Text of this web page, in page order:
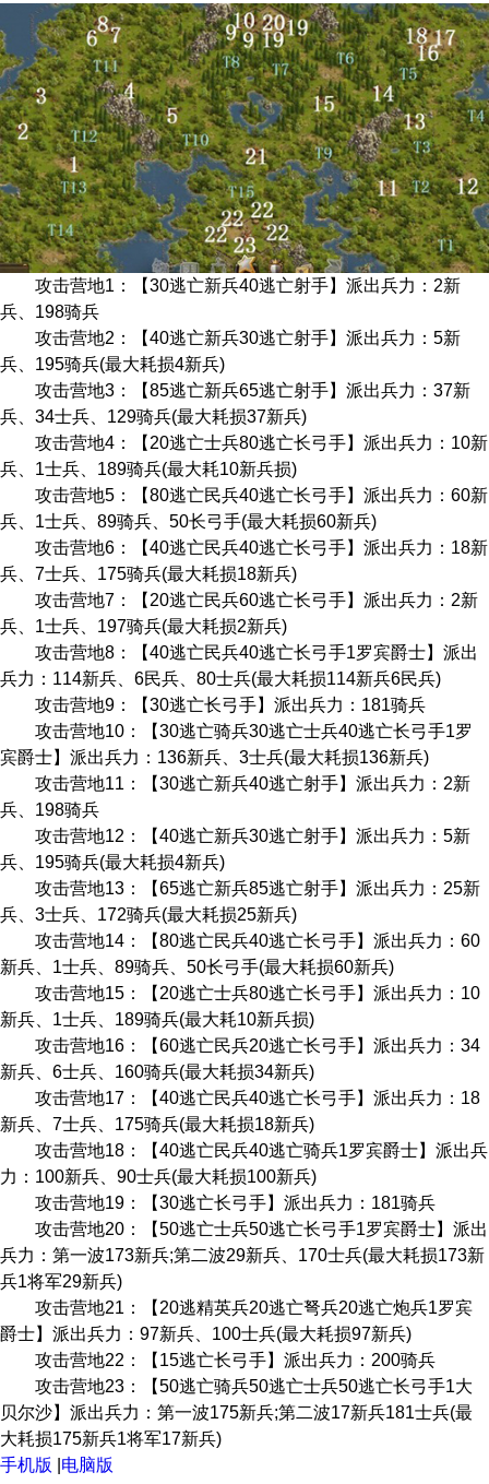
攻击营地1：【30逃亡新兵40逃亡射手】派出兵力：2新
兵、198骑兵
攻击营地2：【40逃亡新兵30逃亡射手】派出兵力：5新
兵、195骑兵(最大耗损4新兵)
攻击营地3：【85逃亡新兵65逃亡射手】派出兵力：37新
兵、34士兵、129骑兵(最大耗损37新兵)
攻击营地4：【20逃亡士兵80逃亡长弓手】派出兵力：10新
兵、1士兵、189骑兵(最大耗10新兵损)
攻击营地5：【80逃亡民兵40逃亡长弓手】派出兵力：60新
兵、1士兵、89骑兵、50长弓手(最大耗损60新兵)
攻击营地6：【40逃亡民兵40逃亡长弓手】派出兵力：18新
兵、7士兵、175骑兵(最大耗损18新兵)
攻击营地7：【20逃亡民兵60逃亡长弓手】派出兵力：2新
兵、1士兵、197骑兵(最大耗损2新兵)
攻击营地8：【40逃亡民兵40逃亡长弓手1罗宾爵士】派出
兵力：114新兵、6民兵、80士兵(最大耗损114新兵6民兵)
攻击营地9：【30逃亡长弓手】派出兵力：181骑兵
攻击营地10：【30逃亡骑兵30逃亡士兵40逃亡长弓手1罗
宾爵士】派出兵力：136新兵、3士兵(最大耗损136新兵)
攻击营地11：【30逃亡新兵40逃亡射手】派出兵力：2新
兵、198骑兵
攻击营地12：【40逃亡新兵30逃亡射手】派出兵力：5新
兵、195骑兵(最大耗损4新兵)
攻击营地13：【65逃亡新兵85逃亡射手】派出兵力：25新
兵、3士兵、172骑兵(最大耗损25新兵)
攻击营地14：【80逃亡民兵40逃亡长弓手】派出兵力：60
新兵、1士兵、89骑兵、50长弓手(最大耗损60新兵)
攻击营地15：【20逃亡士兵80逃亡长弓手】派出兵力：10
新兵、1士兵、189骑兵(最大耗10新兵损)
攻击营地16：【60逃亡民兵20逃亡长弓手】派出兵力：34
新兵、6士兵、160骑兵(最大耗损34新兵)
攻击营地17：【40逃亡民兵40逃亡长弓手】派出兵力：18
新兵、7士兵、175骑兵(最大耗损18新兵)
攻击营地18：【40逃亡民兵40逃亡骑兵1罗宾爵士】派出兵
力：100新兵、90士兵(最大耗损100新兵)
攻击营地19：【30逃亡长弓手】派出兵力：181骑兵
攻击营地20：【50逃亡士兵50逃亡长弓手1罗宾爵士】派出
兵力：第一波173新兵;第二波29新兵、170士兵(最大耗损173新
兵1将军29新兵)
攻击营地21：【20逃精英兵20逃亡弩兵20逃亡炮兵1罗宾
爵士】派出兵力：97新兵、100士兵(最大耗损97新兵)
攻击营地22：【15逃亡长弓手】派出兵力：200骑兵
攻击营地23：【50逃亡骑兵50逃亡士兵50逃亡长弓手1大
贝尔沙】派出兵力：第一波175新兵;第二波17新兵181士兵(最
大耗损175新兵1将军17新兵)
手机版
电脑版